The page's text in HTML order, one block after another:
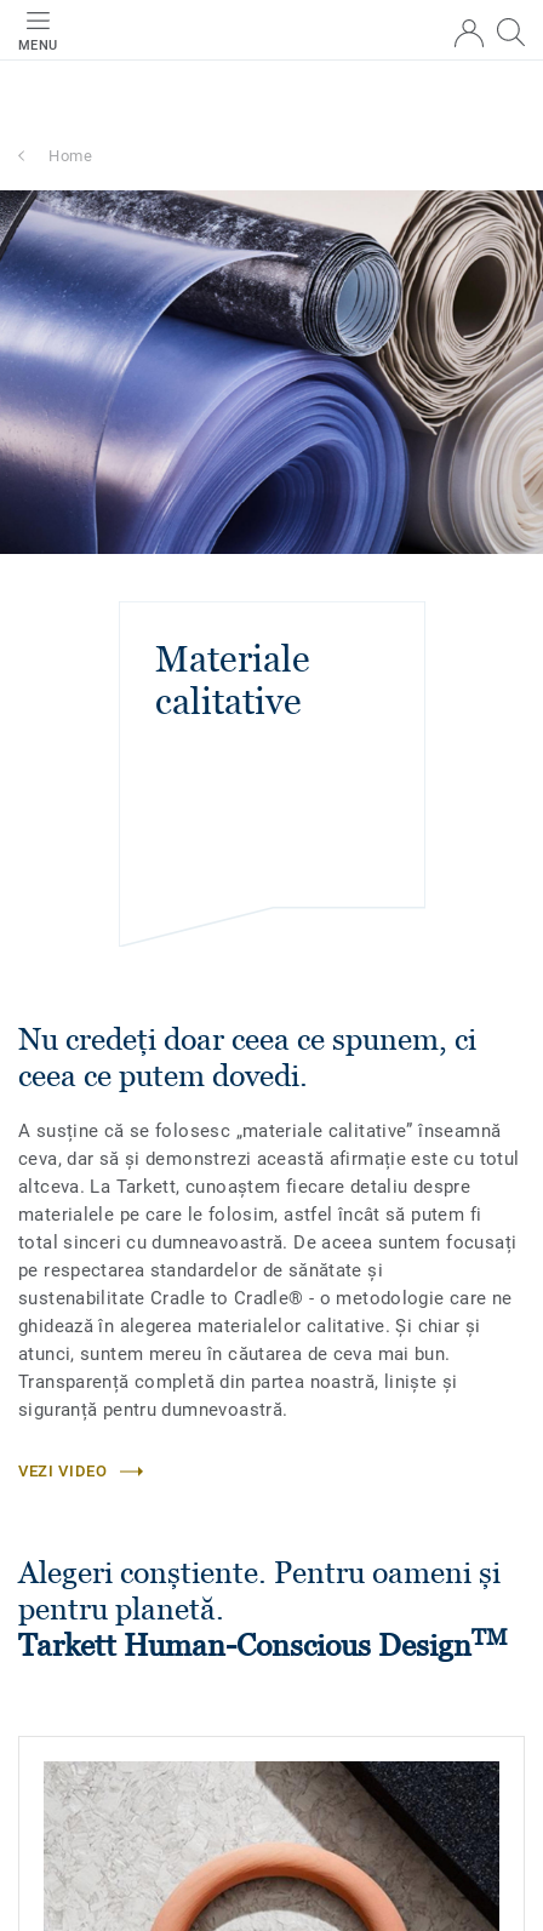
MENU
Home
Materiale
calitative
Nu credeți doar ceea ce spunem, ci
ceea ce putem dovedi.
A susține că se folosesc „materiale calitative” înseamnă
ceva, dar să și demonstrezi această afirmație este cu totul
altceva. La Tarkett, cunoaștem fiecare detaliu despre
materialele pe care le folosim, astfel încât să putem fi
total sinceri cu dumneavoastră. De aceea suntem focusați
pe respectarea standardelor de sănătate și
sustenabilitate Cradle to Cradle® - o metodologie care ne
ghidează în alegerea materialelor calitative. Și chiar și
atunci, suntem mereu în căutarea de ceva mai bun.
Transparență completă din partea noastră, liniște și
siguranță pentru dumnevoastră.
VEZI VIDEO
Alegeri conștiente. Pentru oameni și
pentru planetă.
Tarkett Human-Conscious DesignTM